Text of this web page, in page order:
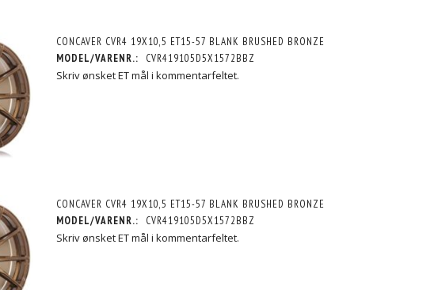
CONCAVER CVR4 19X10,5 ET15-57 BLANK BRUSHED BRONZE
MODEL/VARENR.:
CVR419105D5X1572BBZ
Skriv ønsket ET mål i kommentarfeltet.
CONCAVER CVR4 19X10,5 ET15-57 BLANK BRUSHED BRONZE
MODEL/VARENR.:
CVR419105D5X1572BBZ
Skriv ønsket ET mål i kommentarfeltet.